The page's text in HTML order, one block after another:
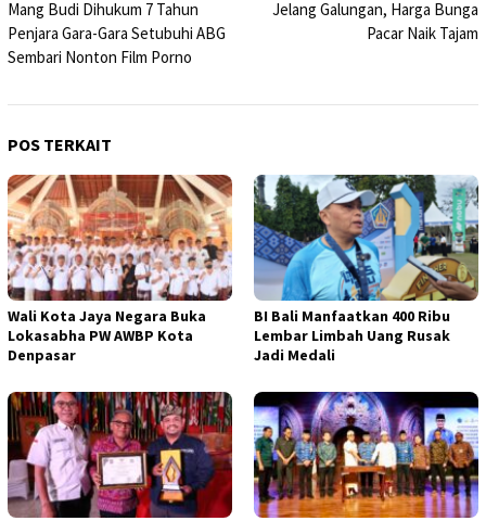
pos
Mang Budi Dihukum 7 Tahun
Penjara Gara-Gara Setubuhi ABG
Sembari Nonton Film Porno
Jelang Galungan, Harga Bunga
Pacar Naik Tajam
POS TERKAIT
Wali Kota Jaya Negara Buka
Lokasabha PW AWBP Kota
Denpasar
BI Bali Manfaatkan 400 Ribu
Lembar Limbah Uang Rusak
Jadi Medali